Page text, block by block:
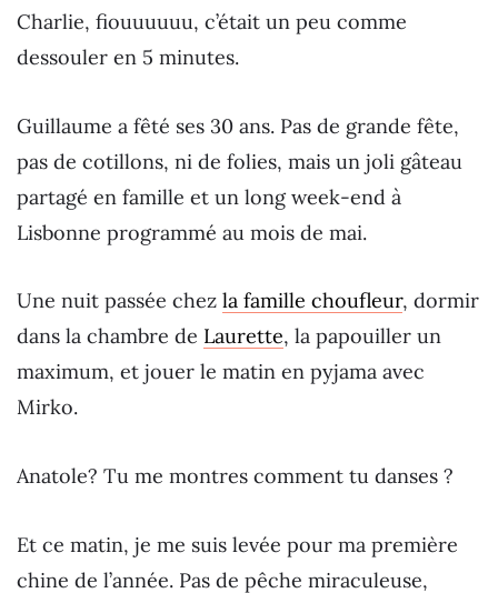
Charlie, fiouuuuuu, c’était un peu comme
dessouler en 5 minutes.
Guillaume a fêté ses 30 ans. Pas de grande fête,
pas de cotillons, ni de folies, mais un joli gâteau
partagé en famille et un long week-end à
Lisbonne programmé au mois de mai.
Une nuit passée chez la famille choufleur, dormir
dans la chambre de Laurette, la papouiller un
maximum, et jouer le matin en pyjama avec
Mirko.
Anatole? Tu me montres comment tu danses ?
Et ce matin, je me suis levée pour ma première
chine de l’année. Pas de pêche miraculeuse,